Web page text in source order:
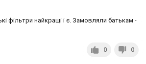
фільтри найкращі і є. Замовляли батькам -
0 0